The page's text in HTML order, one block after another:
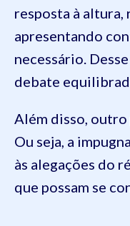
resposta à
apresentando
necessário.
debate
Além disso,
Ou seja, a
às alegações do
que possam se